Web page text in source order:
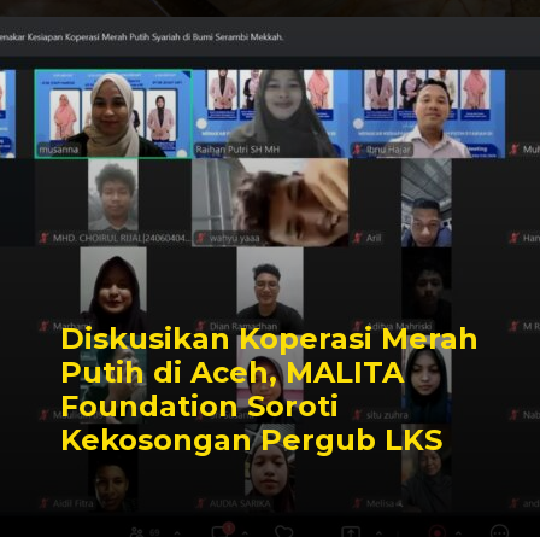
Diskusikan Koperasi Merah
Putih di Aceh, MALITA
Foundation Soroti
Kekosongan Pergub LKS